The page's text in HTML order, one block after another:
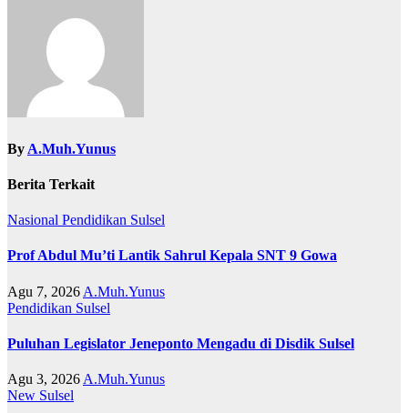
By A.Muh.Yunus
Berita Terkait
Nasional Pendidikan Sulsel
Prof Abdul Mu’ti Lantik Sahrul Kepala SNT 9 Gowa
Agu 7, 2026 A.Muh.Yunus
Pendidikan Sulsel
Puluhan Legislator Jeneponto Mengadu di Disdik Sulsel
Agu 3, 2026 A.Muh.Yunus
New Sulsel